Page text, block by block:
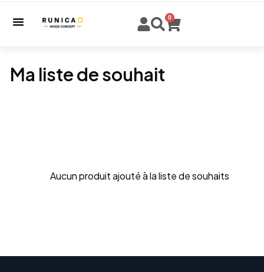
0
Ma liste de souhait
Aucun produit ajouté à la liste de souhaits